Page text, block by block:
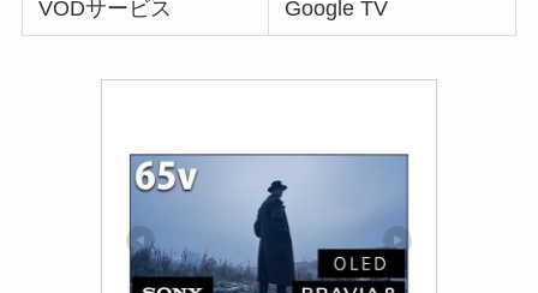
VODサービス Google TV